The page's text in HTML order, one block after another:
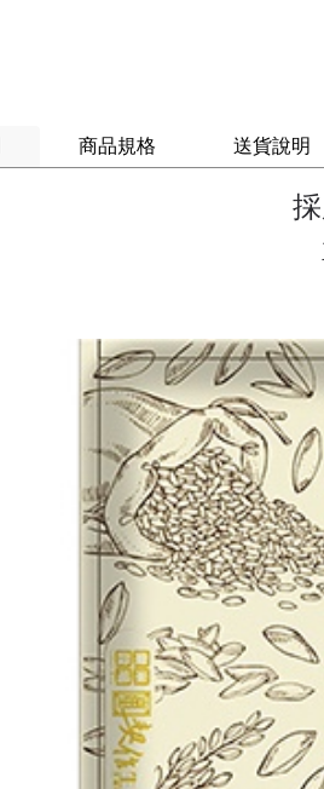
商品規格 送貨說明